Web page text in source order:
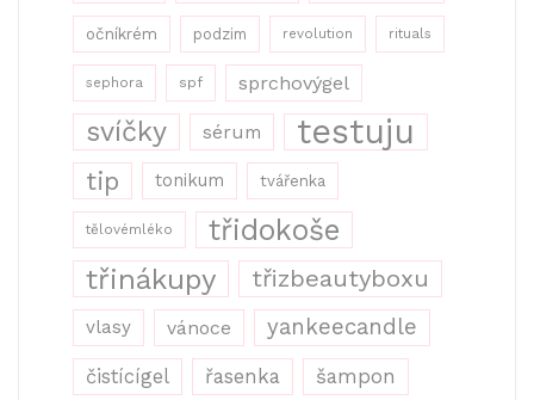
očníkrém podzim revolution rituals
sephora spf sprchovýgel
svíčky sérum testuju
tip tonikum tvářenka
tělovémléko
třidokoše
třinákupy
třizbeautyboxu
vlasy vánoce yankeecandle
čistícígel řasenka šampon